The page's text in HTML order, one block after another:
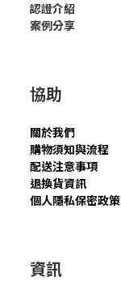
認證介紹
案例分享
協助
關於我們
購物須知與流程
配送注意事項
退換貨資訊
個人隱私保密政策
資訊